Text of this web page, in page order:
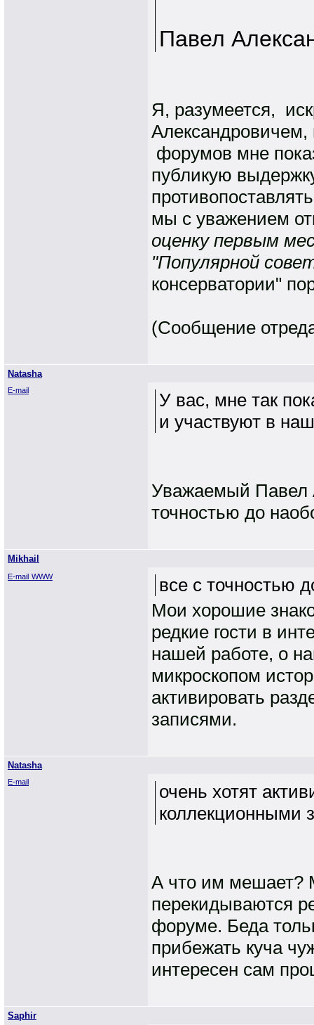
Павел
Я, разумеется,
Александровичем,
форумов мне
публикую
мы с уважением
оценку первым
"Популярной
консерватории"
(Сообщение
Natasha
E-mail
У вас, мне так
и участвуют в
Уважаемый Павел
точностью до
Mikhail
E-mail WWW
все с точностью
Мои хорошие
редкие гости в
нашей работе, о
микроскопом
активировать
записями.
Natasha
E-mail
очень хотят
коллекционными
А что им мешает?
перекидываются
форуме. Беда
прибежать куча
интересен сам
Saphir